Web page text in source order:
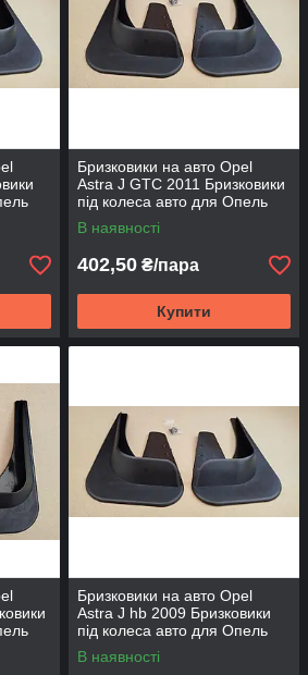
Бризковики на авто Opel
Astra J GTC 2011 Бризковики
під колеса авто для Опель
Астра J GTC 2011 Бризговики
зад. універсальні
В наявності
402,50 ₴/пара
Купити
Бризковики на авто Opel
Astra J hb 2009 Бризковики
під колеса авто для Опель
Астра ДЖІ 2009 Бризговики
зад. універсальні
В наявності